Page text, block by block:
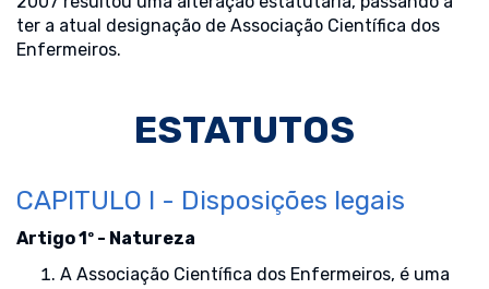
ter a atual designação de Associação Científica dos
Enfermeiros.
ESTATUTOS
CAPITULO I - Disposições legais
Artigo 1º - Natureza
A Associação Científica dos Enfermeiros, é uma